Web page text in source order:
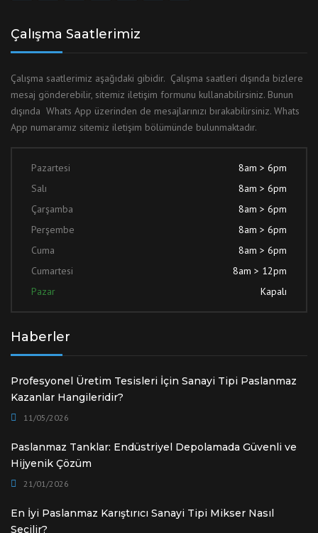
Çalışma Saatlerimiz
Çalışma saatlerimiz aşağıdaki gibidir. Çalışma saatleri dışında bizlere
mesaj gönderebilir, sitemiz iletişim formunu kullanabilirsiniz. Bunun
dışında Whats App üzerinden de mesajlarınızı bırakabilirsiniz. Whats
App numaramız sitemiz iletişim bölümünde bulunmaktadır.
Pazartesi
8am > 6pm
Salı
8am > 6pm
Çarşamba
8am > 6pm
Perşembe
8am > 6pm
Cuma
8am > 6pm
Cumartesi
8am > 12pm
Pazar
Kapalı
Haberler
Profesyonel Üretim Tesisleri İçin Sanayi Tipi Paslanmaz
Kazanlar Hangileridir?
11/05/2026
Paslanmaz Tanklar: Endüstriyel Depolamada Güvenli ve
Hijyenik Çözüm
21/01/2026
En İyi Paslanmaz Karıştırıcı Sanayi Tipi Mikser Nasıl
Seçilir?